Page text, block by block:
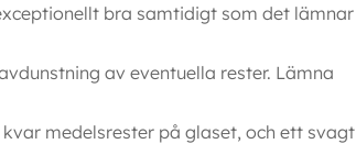
bra samtidigt som det lämnar
av eventuella rester. Lämna
medelsrester på glaset, och ett svagt